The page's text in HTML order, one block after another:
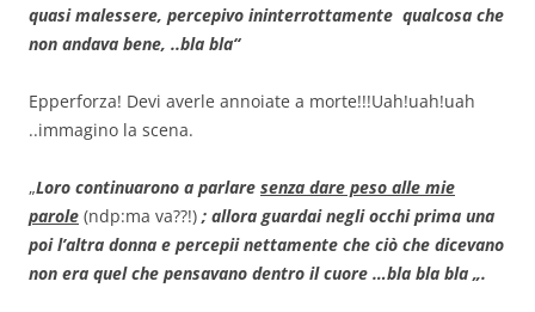
quasi malessere, percepivo ininterrottamente qualcosa che
non andava bene, ..bla bla“
Epperforza! Devi averle annoiate a morte!!!Uah!uah!uah
..immagino la scena.
„Loro continuarono a parlare senza dare peso alle mie
parole (ndp:ma va??!) ; allora guardai negli occhi prima una
poi l’altra donna e percepii nettamente che ciò che dicevano
non era quel che pensavano dentro il cuore …bla bla bla „.